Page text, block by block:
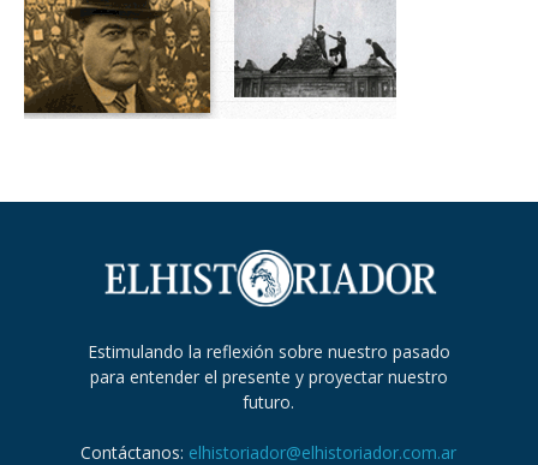
Estimulando la reflexión sobre nuestro pasado
para entender el presente y proyectar nuestro
futuro.
Contáctanos: elhistoriador@elhistoriador.com.ar